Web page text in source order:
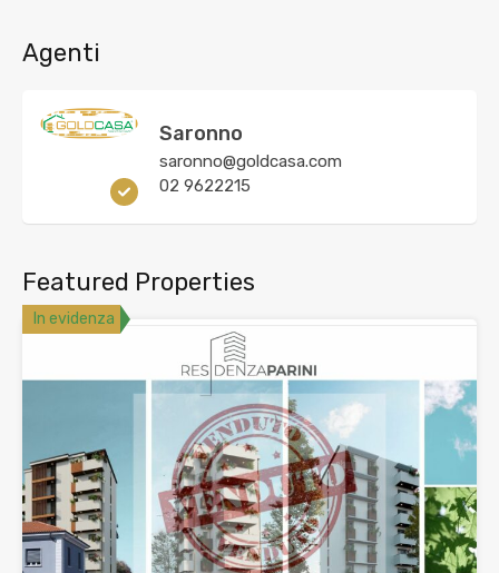
Agenti
Saronno
saronno@goldcasa.com
02 9622215
Featured Properties
In evidenza